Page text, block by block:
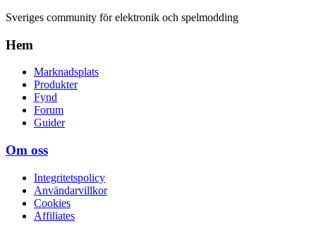
Sveriges community för elektronik och spelmodding
Hem
Marknadsplats
Produkter
Fynd
Forum
Guider
Om oss
Integritetspolicy
Användarvillkor
Cookies
Affiliates